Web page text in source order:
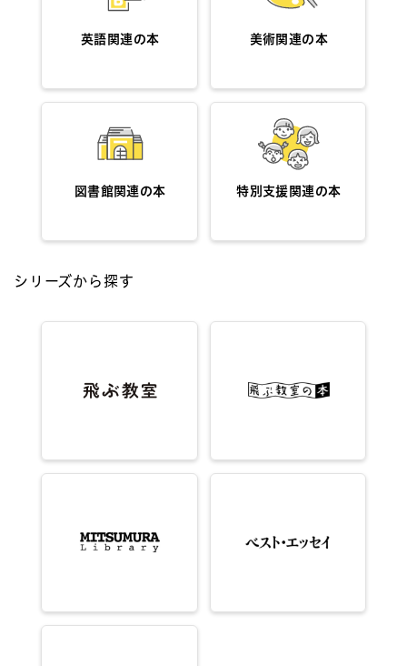
英語関連の本 美術関連の本
図書館関連の本 特別支援関連の本
シリーズから探す